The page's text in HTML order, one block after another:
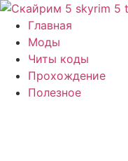
Перейти
содержимому
Главная
Моды
Читы коды
Прохождение
Полезное